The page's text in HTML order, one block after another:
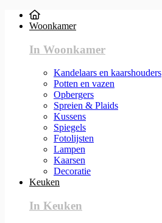
Woonkamer
In Woonkamer
Kandelaars en kaarshouders
Potten en vazen
Opbergers
Spreien & Plaids
Kussens
Spiegels
Fotolijsten
Lampen
Kaarsen
Decoratie
Keuken
In Keuken